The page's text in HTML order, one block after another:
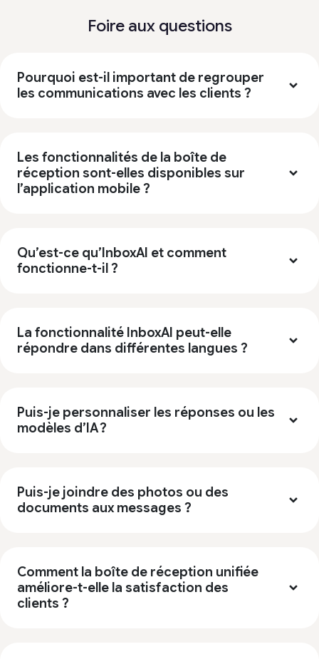
Capterra
Foire aux questions
Pourquoi est-il important de regrouper
les communications avec les clients ?
Les fonctionnalités de la boîte de
réception sont-elles disponibles sur
l’application mobile ?
Qu’est-ce qu’InboxAI et comment
fonctionne-t-il ?
La fonctionnalité InboxAI peut-elle
répondre dans différentes langues ?
Puis-je personnaliser les réponses ou les
modèles d’IA ?
Puis-je joindre des photos ou des
documents aux messages ?
Comment la boîte de réception unifiée
améliore-t-elle la satisfaction des
clients ?